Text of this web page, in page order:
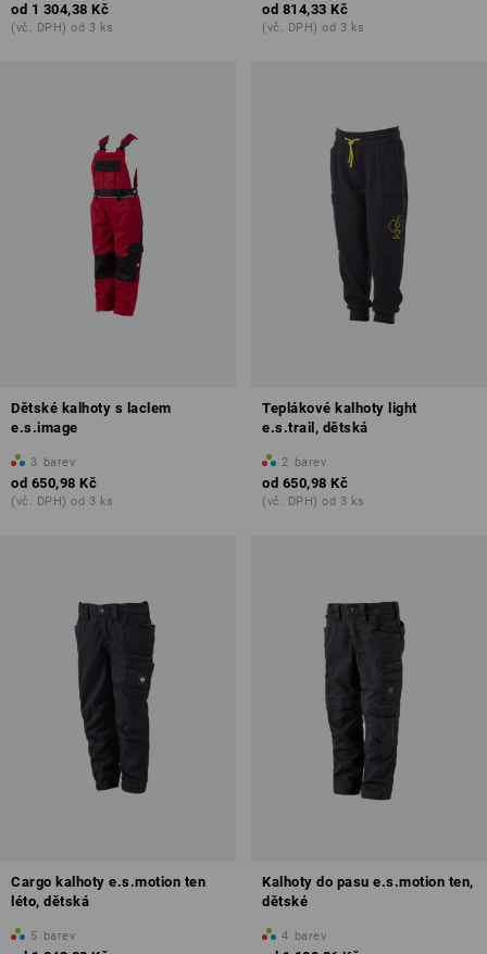
od 1 304,38 Kč
(vč. DPH) od 3 ks
od 814,33 Kč
(vč. DPH) od 3 ks
Dětské kalhoty s laclem
e.s.image
3 barev
od 650,98 Kč
(vč. DPH) od 3 ks
Teplákové kalhoty light
e.s.trail, dětská
2 barev
od 650,98 Kč
(vč. DPH) od 3 ks
Cargo kalhoty e.s.motion ten
léto, dětská
5 barev
Kalhoty do pasu e.s.motion ten,
dětské
4 barev